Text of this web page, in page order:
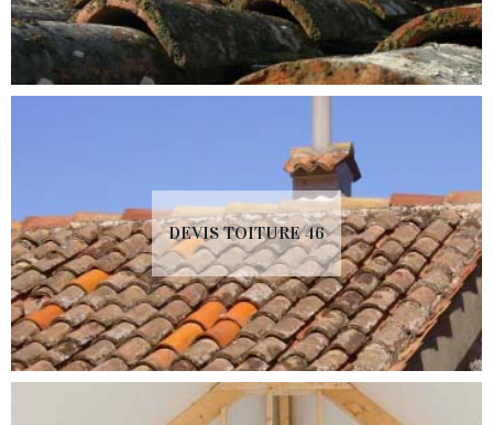
DEVIS TOITURE 46